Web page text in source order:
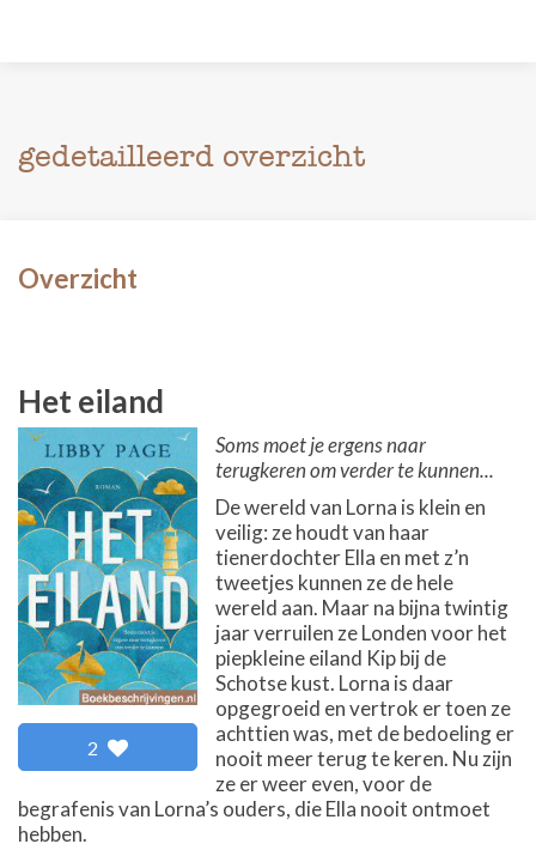
gedetailleerd overzicht
Overzicht
Het eiland
2
Soms moet je ergens naar
terugkeren om verder te kunnen...
De wereld van Lorna is klein en
veilig: ze houdt van haar
tienerdochter Ella en met z’n
tweetjes kunnen ze de hele
wereld aan. Maar na bijna twintig
jaar verruilen ze Londen voor het
piepkleine eiland Kip bij de
Schotse kust. Lorna is daar
opgegroeid en vertrok er toen ze
achttien was, met de bedoeling er
nooit meer terug te keren. Nu zijn
ze er weer even, voor de
begrafenis van Lorna’s ouders, die Ella nooit ontmoet
hebben.